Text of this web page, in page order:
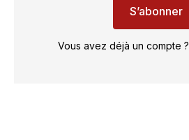
S’abonner
Vous avez déjà un compte ?